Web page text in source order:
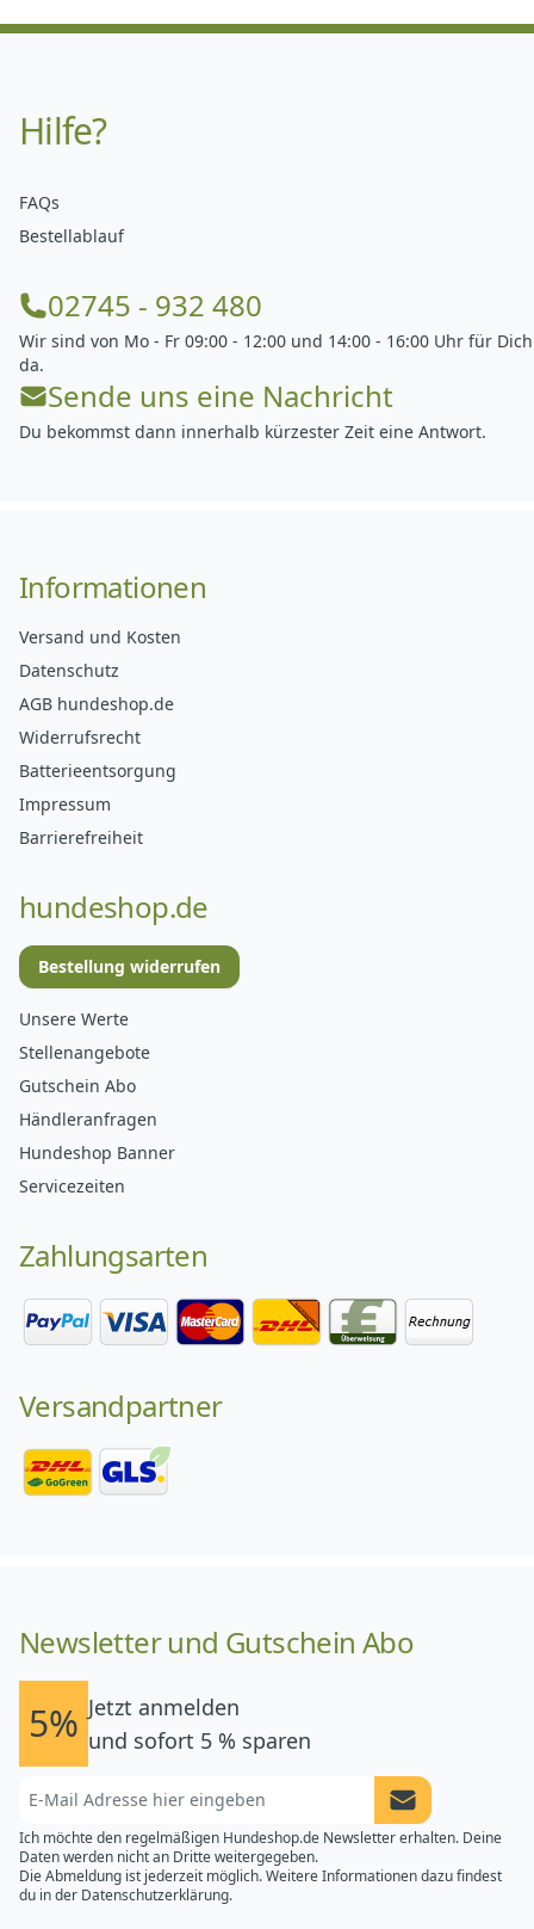
Hilfe?
FAQs
Bestellablauf
02745 - 932 480
Wir sind von Mo - Fr 09:00 - 12:00 und 14:00 - 16:00 Uhr für Dich
da.
Sende uns eine Nachricht
Du bekommst dann innerhalb kürzester Zeit eine Antwort.
Informationen
Versand und Kosten
Datenschutz
AGB hundeshop.de
Widerrufsrecht
Batterieentsorgung
Impressum
Barrierefreiheit
hundeshop.de
Bestellung widerrufen
Unsere Werte
Stellenangebote
Gutschein Abo
Händleranfragen
Hundeshop Banner
Servicezeiten
Zahlungsarten
Versandpartner
Newsletter und Gutschein Abo
5% Jetzt anmelden
und sofort 5 % sparen
Newsletter
Ich möchte den regelmäßigen Hundeshop.de Newsletter erhalten. Deine
Daten werden nicht an Dritte weitergegeben.
Die Abmeldung ist jederzeit möglich. Weitere Informationen dazu findest
du in der Datenschutzerklärung.